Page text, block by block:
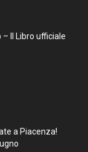
– Il Libro ufficiale
a Piacenza!